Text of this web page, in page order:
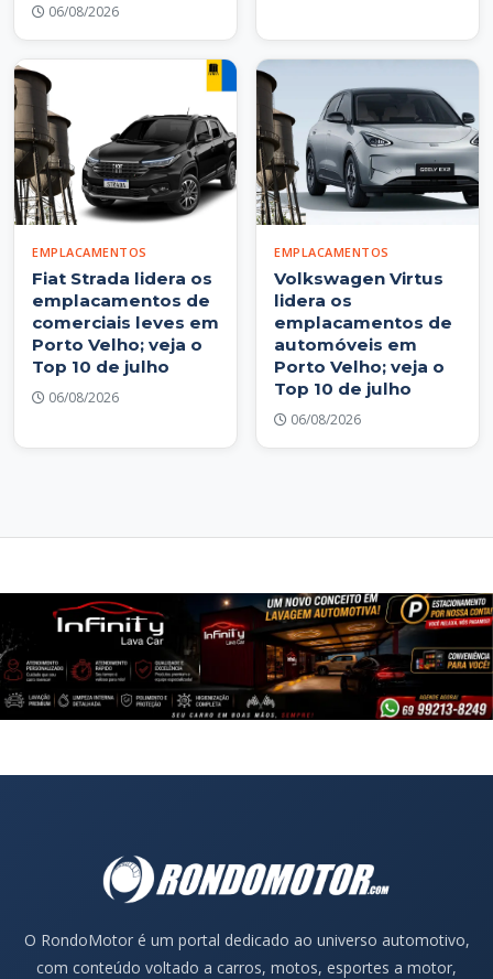
06/08/2026
EMPLACAMENTOS
Fiat Strada lidera os
emplacamentos de
comerciais leves em
Porto Velho; veja o
Top 10 de julho
06/08/2026
EMPLACAMENTOS
Volkswagen Virtus
lidera os
emplacamentos de
automóveis em
Porto Velho; veja o
Top 10 de julho
06/08/2026
O RondoMotor é um portal dedicado ao universo automotivo,
com conteúdo voltado a carros, motos, esportes a motor,